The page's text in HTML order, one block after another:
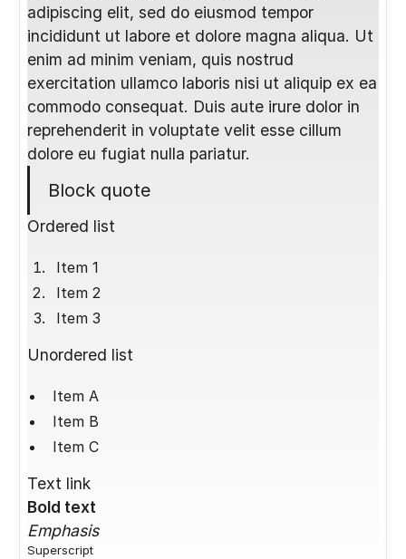
adipiscing elit, sed do eiusmod tempor
incididunt ut labore et dolore magna aliqua. Ut
enim ad minim veniam, quis nostrud
exercitation ullamco laboris nisi ut aliquip ex ea
commodo consequat. Duis aute irure dolor in
reprehenderit in voluptate velit esse cillum
dolore eu fugiat nulla pariatur.
Block quote
Ordered list
Item 1
Item 2
Item 3
Unordered list
Item A
Item B
Item C
Text link
Bold text
Emphasis
Superscript